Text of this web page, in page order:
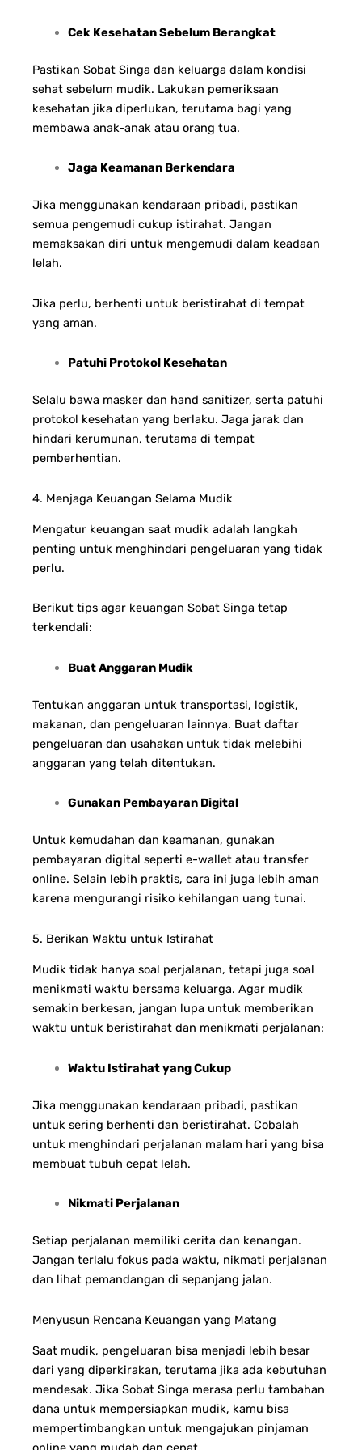
Cek Kesehatan Sebelum Berangkat
Pastikan Sobat Singa dan keluarga dalam kondisi
sehat sebelum mudik. Lakukan pemeriksaan
kesehatan jika diperlukan, terutama bagi yang
membawa anak-anak atau orang tua.
Jaga Keamanan Berkendara
Jika menggunakan kendaraan pribadi, pastikan
semua pengemudi cukup istirahat. Jangan
memaksakan diri untuk mengemudi dalam keadaan
lelah.
Jika perlu, berhenti untuk beristirahat di tempat
yang aman.
Patuhi Protokol Kesehatan
Selalu bawa masker dan hand sanitizer, serta patuhi
protokol kesehatan yang berlaku. Jaga jarak dan
hindari kerumunan, terutama di tempat
pemberhentian.
4. Menjaga Keuangan Selama Mudik
Mengatur keuangan saat mudik adalah langkah
penting untuk menghindari pengeluaran yang tidak
perlu.
Berikut tips agar keuangan Sobat Singa tetap
terkendali:
Buat Anggaran Mudik
Tentukan anggaran untuk transportasi, logistik,
makanan, dan pengeluaran lainnya. Buat daftar
pengeluaran dan usahakan untuk tidak melebihi
anggaran yang telah ditentukan.
Gunakan Pembayaran Digital
Untuk kemudahan dan keamanan, gunakan
pembayaran digital seperti e-wallet atau transfer
online. Selain lebih praktis, cara ini juga lebih aman
karena mengurangi risiko kehilangan uang tunai.
5. Berikan Waktu untuk Istirahat
Mudik tidak hanya soal perjalanan, tetapi juga soal
menikmati waktu bersama keluarga. Agar mudik
semakin berkesan, jangan lupa untuk memberikan
waktu untuk beristirahat dan menikmati perjalanan:
Waktu Istirahat yang Cukup
Jika menggunakan kendaraan pribadi, pastikan
untuk sering berhenti dan beristirahat. Cobalah
untuk menghindari perjalanan malam hari yang bisa
membuat tubuh cepat lelah.
Nikmati Perjalanan
Setiap perjalanan memiliki cerita dan kenangan.
Jangan terlalu fokus pada waktu, nikmati perjalanan
dan lihat pemandangan di sepanjang jalan.
Menyusun Rencana Keuangan yang Matang
Saat mudik, pengeluaran bisa menjadi lebih besar
dari yang diperkirakan, terutama jika ada kebutuhan
mendesak. Jika Sobat Singa merasa perlu tambahan
dana untuk mempersiapkan mudik, kamu bisa
mempertimbangkan untuk mengajukan pinjaman